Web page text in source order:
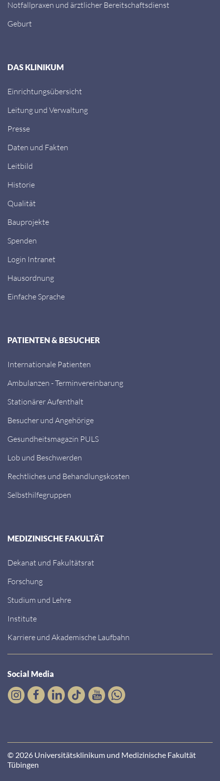
Notfallpraxen und ärztlicher Bereitschaftsdienst
Geburt
DAS KLINIKUM
Einrichtungsübersicht
Leitung und Verwaltung
Presse
Daten und Fakten
Leitbild
Historie
Qualität
Bauprojekte
Spenden
Login Intranet
Hausordnung
Einfache Sprache
PATIENTEN & BESUCHER
Internationale Patienten
Ambulanzen - Terminvereinbarung
Stationärer Aufenthalt
Besucher und Angehörige
Gesundheitsmagazin PULS
Lob und Beschwerden
Rechtliches und Behandlungskosten
Selbsthilfegruppen
MEDIZINISCHE FAKULTÄT
Dekanat und Fakultätsrat
Forschung
Studium und Lehre
Institute
Karriere und Akademische Laufbahn
Social Media
© 2026 Universitätsklinikum und Medizinische Fakultät
Tübingen